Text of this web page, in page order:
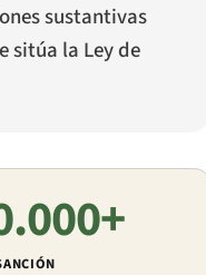
sustantivas
sitúa la Ley de